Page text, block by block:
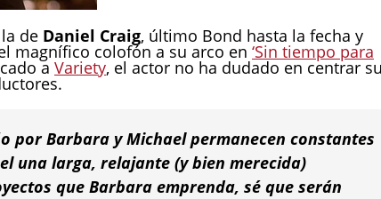
de Daniel Craig, último Bond hasta la fecha y
magnífico colofón a su arco en ‘Sin tiempo para
a Variety, el actor no ha dudado en centrar
por Barbara y Michael permanecen constantes
una larga, relajante (y bien merecida)
que Barbara emprenda, sé que serán